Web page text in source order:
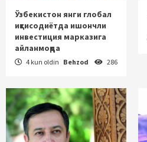
Ўзбекистон янги глобал
иқтисодиётда ишончли
инвестиция марказига
айланмоқда
4 kun oldin Behzod 286